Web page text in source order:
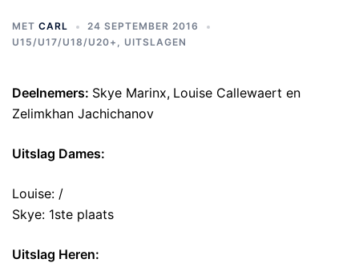
MET CARL
24 SEPTEMBER 2016
U15/U17/U18/U20+ , UITSLAGEN
Deelnemers: Skye Marinx, Louise Callewaert en
Zelimkhan Jachichanov
Uitslag Dames:
Louise: /
Skye: 1ste plaats
Uitslag Heren: